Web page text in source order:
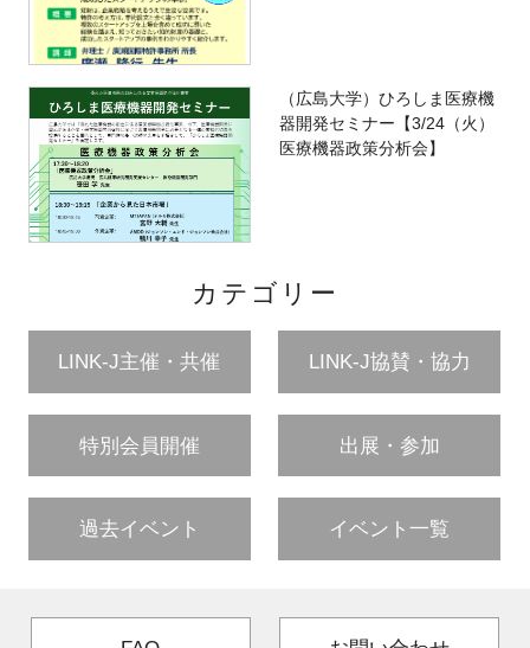
（広島大学）ひろしま医療機
器開発セミナー【3/24（火）
医療機器政策分析会】
カテゴリー
LINK-J主催・共催 LINK-J協賛・協力
特別会員開催 出展・参加
過去イベント イベント一覧